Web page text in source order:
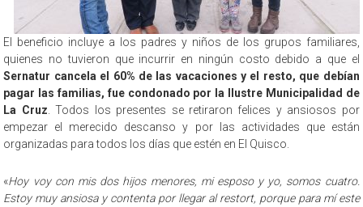
El beneficio incluye a los padres y niños de los grupos familiares,
quienes no tuvieron que incurrir en ningún costo debido a que el
Sernatur cancela el 60% de las vacaciones y el resto, que debían
pagar las familias, fue condonado por la Ilustre Municipalidad de
La Cruz . Todos los presentes se retiraron felices y ansiosos por
empezar el merecido descanso y por las actividades que están
organizadas para todos los días que estén en El Quisco.
«Hoy voy con mis dos hijos menores, mi esposo y yo, somos cuatro.
Estoy muy ansiosa y contenta por llegar al restort, porque para mí este